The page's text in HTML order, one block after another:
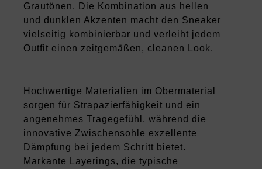
Grautönen. Die Kombination aus hellen
und dunklen Akzenten macht den Sneaker
vielseitig kombinierbar und verleiht jedem
Outfit einen zeitgemäßen, cleanen Look.
Hochwertige Materialien im Obermaterial
sorgen für Strapazierfähigkeit und ein
angenehmes Tragegefühl, während die
innovative Zwischensohle exzellente
Dämpfung bei jedem Schritt bietet.
Markante Layerings, die typische